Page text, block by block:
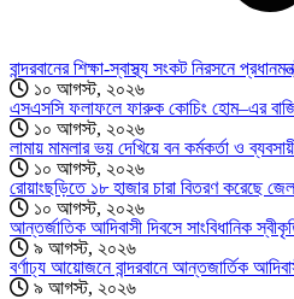
বান্দরবানের শিক্ষা-স্বাস্থ্য সংকট নিরসনে
১০ আগস্ট, ২০২৬
এসএসসি ফলাফলে ফারুক কোচিং হোম–এর
১০ আগস্ট, ২০২৬
লামায় মামলার ভয় দেখিয়ে বন কর্মকর্তা ও
১০ আগস্ট, ২০২৬
রোয়াংছড়িতে ১৮ হাজার চারা বিতরণ করেছে
১০ আগস্ট, ২০২৬
আন্তর্জাতিক আদিবাসী দিবসে সাংবিধানিক
৯ আগস্ট, ২০২৬
বর্ণাঢ্য আয়োজনে বান্দরবানে আন্তজার্তিক
৯ আগস্ট, ২০২৬